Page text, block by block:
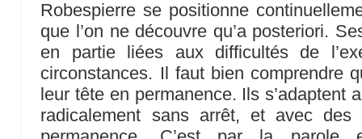
Robespierre se positionne
que l’on ne découvre qu’a posteriori.
en partie liées aux difficultés de
circonstances. Il faut bien comprendre
leur tête en permanence. Ils s’adaptent
radicalement sans arrêt, et avec